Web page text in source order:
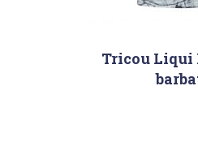
Tricou Liqui